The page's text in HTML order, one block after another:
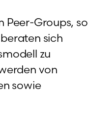
Peer-Groups, so
sich
zu
von
sowie